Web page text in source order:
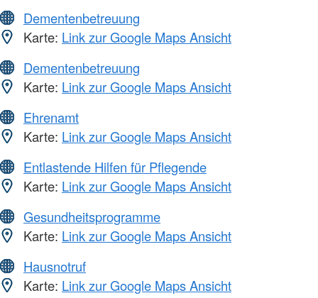
Dementenbetreuung
Karte: Link zur Google Maps Ansicht
Dementenbetreuung
Karte: Link zur Google Maps Ansicht
Ehrenamt
Karte: Link zur Google Maps Ansicht
Entlastende Hilfen für Pflegende
Karte: Link zur Google Maps Ansicht
Gesundheitsprogramme
Karte: Link zur Google Maps Ansicht
Hausnotruf
Karte: Link zur Google Maps Ansicht